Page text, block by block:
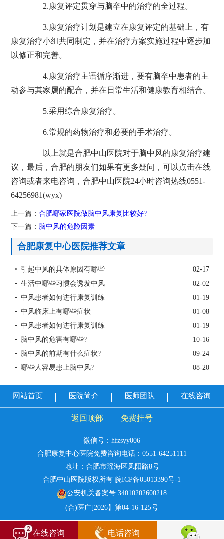
2.康复评定贯穿与脑卒中的治疗的全过程。
3.康复治疗计划是建立在康复评定的基础上，有
康复治疗小组共同制定，并在治疗方案实施过程中逐步加
以修正和完善。
4.康复治疗主语循序渐进，要有脑卒中患者的主
动参与其家属的配合，并在日常生活和健康教育相结合。
5.采用综合康复治疗。
6.常规的药物治疗和必要的手术治疗。
以上就是合肥中山医院对于脑中风的康复治疗建
议，最后，合肥的朋友们如果有更多疑问，可以点击在线
咨询或者来电咨询，合肥中山医院24小时咨询热线0551-
64256981(wyx)
上一篇：合肥哪家医院做脑中风康复比较好?
下一篇： 脑中风的危险因素
合肥康复中心医院推荐文章
02-17
• 引起中风的具体原因有哪些
02-02
• 生活中哪些习惯会诱发中风
01-19
• 中风患者如何进行康复训练
01-08
• 中风临床上有哪些症状
01-19
• 中风患者如何进行康复训练
10-16
• 脑中风的危害有哪些?
09-24
• 脑中风的前期有什么症状?
08-20
• 哪些人容易患上脑中风?
网站首页 医院简介 医师团队 在线咨询
返回顶部 | 免费挂号
微信号：hfzsyy006
合肥康复中心医院免费咨询电话： 0551-64251111
地址：合肥市瑶海区凤阳路8号
合肥中山医院版权所有 皖ICP备05013390号-1
公安机关备案号 34010202600218
(合)医广[2026】第04-16-125号
在线咨询 电话咨询